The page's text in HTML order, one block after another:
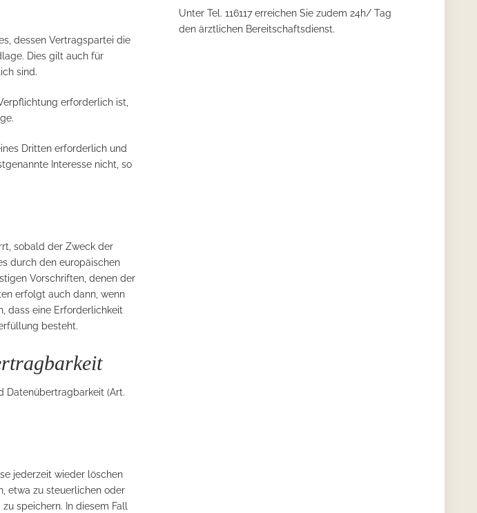
dessen Vertragspartei die
Dies gilt auch für
sind.
erforderlich ist,
Dritten erforderlich und
Interesse nicht, so
sobald der Zweck der
durch den europäischen
Vorschriften, denen der
erfolgt auch dann, wenn
dass eine Erforderlichkeit
besteht.
Datenübertragbarkeit (Art.
jederzeit wieder löschen
etwa zu steuerlichen oder
speichern. In diesem Fall
Unter Tel. 116117 erreichen Sie zudem 24h/ Tag
den ärztlichen Bereitschaftsdienst.